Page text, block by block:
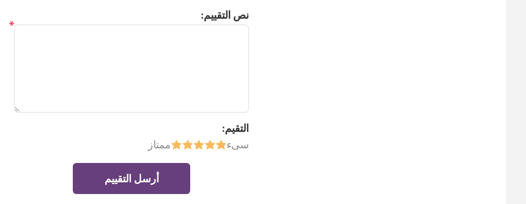
نص التقييم:
*
التقيم:
سىء
ممتاز
أرسل التقييم